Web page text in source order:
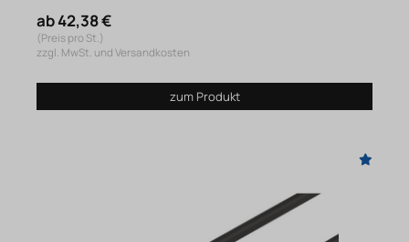
ab 42,38 €
(Preis pro St.)
zzgl. MwSt. und Versandkosten
zum Produkt